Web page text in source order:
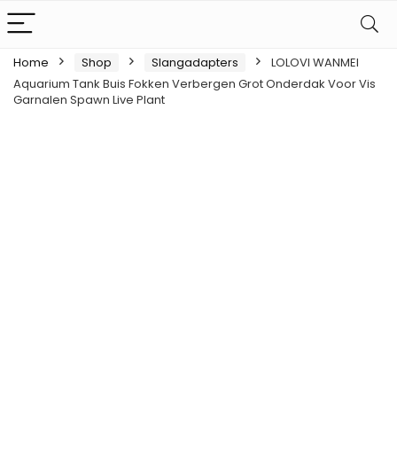
Home Shop Slangadapters
LOLOVI WANMEI
Aquarium Tank Buis Fokken Verbergen Grot Onderdak Voor Vis
Garnalen Spawn Live Plant